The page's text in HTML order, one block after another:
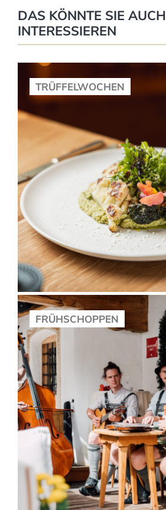
DAS KÖNNTE SIE AUCH
INTERESSIEREN
TRÜFFELWOCHEN
FRÜHSCHOPPEN